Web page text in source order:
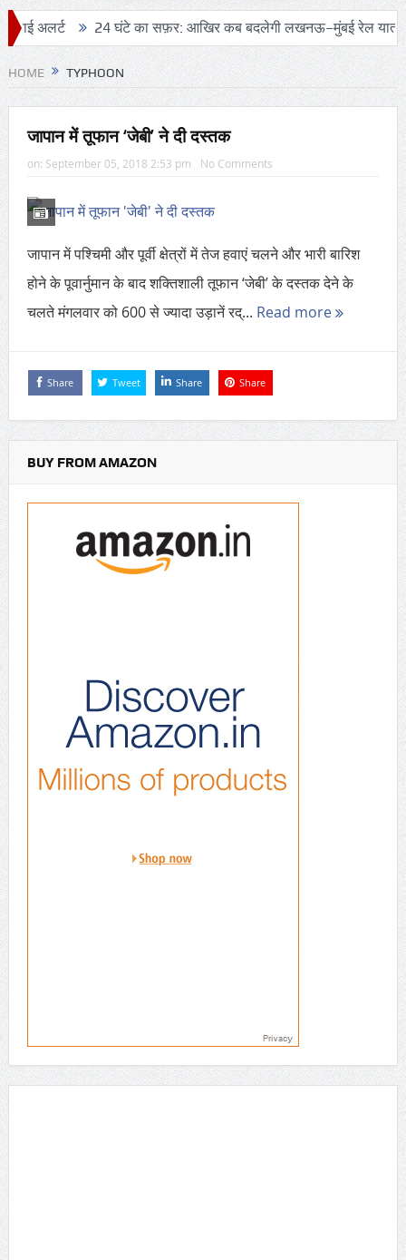
24 घंटे का सफ़र: आखिर कब बदलेगी लखनऊ–मुंबई रेल यात्रा की
HOME TYPHOON
जापान में तूफान ‘जेबी’ ने दी दस्तक
on: September 05, 2018 2:53 pm No Comments
जापान में पश्चिमी और पूर्वी क्षेत्रों में तेज हवाएं चलने और भारी बारिश
होने के पूवार्नुमान के बाद शक्तिशाली तूफान ‘जेबी’ के दस्तक देने के
चलते मंगलवार को 600 से ज्यादा उड़ानें रद्... Read more
Share Tweet Share Share
BUY FROM AMAZON